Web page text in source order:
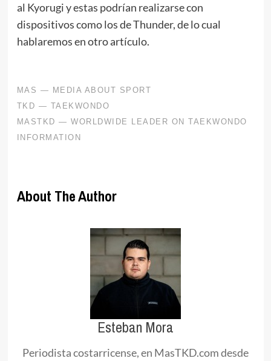
al Kyorugi y estas podrían realizarse con
dispositivos como los de Thunder, de lo cual
hablaremos en otro artículo.
About The Author
Esteban Mora
Periodista costarricense, en MasTKD.com desde